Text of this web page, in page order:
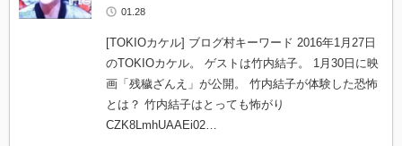
01.28
[TOKIOカケル] ブログ村キーワード 2016年1月27日
のTOKIOカケル。 ゲストは竹内結子。 1月30日に映
画「残穢ざんえ」が公開。 竹内結子が体験した恐怖
とは？ 竹内結子はとっても怖がり
CZK8LmhUAAEi02…